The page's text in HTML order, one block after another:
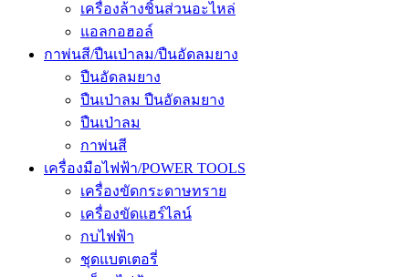
เครื่องล้างชิ้นส่วนอะไหล่
แอลกอฮอล์
กาพ่นสี/ปืนเป่าลม/ปืนอัดลมยาง
ปืนอัดลมยาง
ปืนเป่าลม ปืนอัดลมยาง
ปืนเป่าลม
กาพ่นสี
เครื่องมือไฟฟ้า/POWER TOOLS
เครื่องขัดกระดาษทราย
เครื่องขัดแฮร์ไลน์
กบไฟฟ้า
ชุดแบตเตอรี่